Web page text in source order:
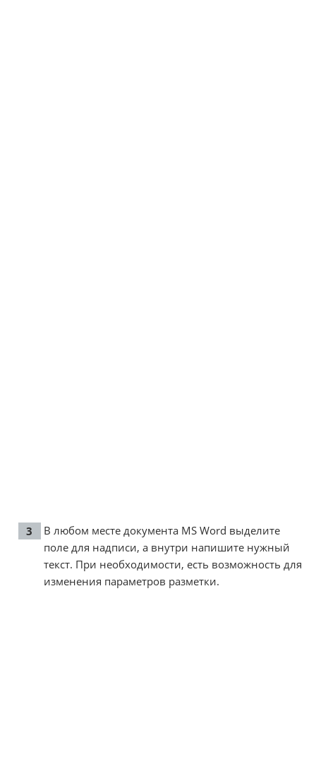
В любом месте документа MS Word выделите
поле для надписи, а внутри напишите нужный
текст. При необходимости, есть возможность для
изменения параметров разметки.